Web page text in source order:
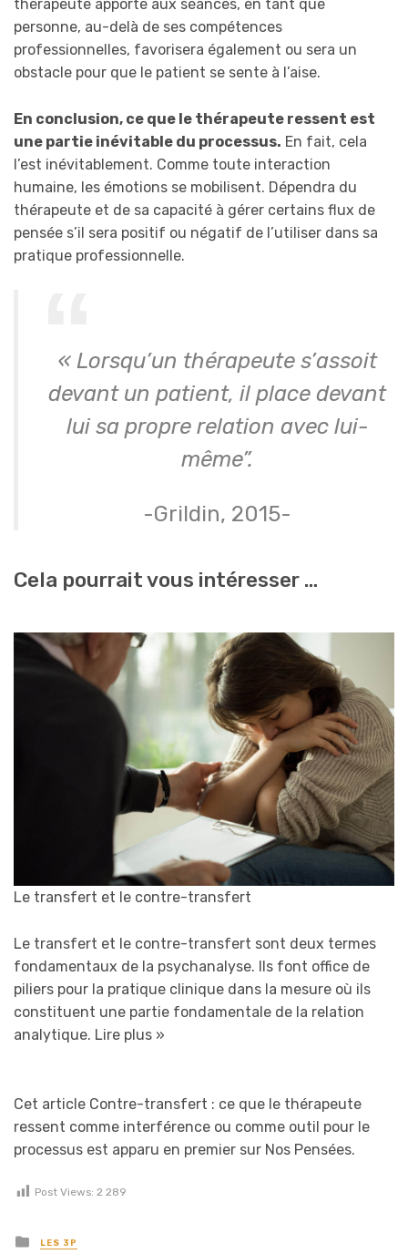
thérapeute apporte aux séances, en tant que
personne, au-delà de ses compétences
professionnelles, favorisera également ou sera un
obstacle pour que le patient se sente à l’aise.
En conclusion, ce que le thérapeute ressent est
une partie inévitable du processus. En fait, cela
l’est inévitablement. Comme toute interaction
humaine, les émotions se mobilisent. Dépendra du
thérapeute et de sa capacité à gérer certains flux de
pensée s’il sera positif ou négatif de l’utiliser dans sa
pratique professionnelle.
« Lorsqu’un thérapeute s’assoit
devant un patient, il place devant
lui sa propre relation avec lui-
même”.
-Grildin, 2015-
Cela pourrait vous intéresser …
Le transfert et le contre-transfert
Le transfert et le contre-transfert sont deux termes
fondamentaux de la psychanalyse. Ils font office de
piliers pour la pratique clinique dans la mesure où ils
constituent une partie fondamentale de la relation
analytique. Lire plus »
Cet article Contre-transfert : ce que le thérapeute
ressent comme interférence ou comme outil pour le
processus est apparu en premier sur Nos Pensées.
Post Views: 2 289
Posted in
LES 3P